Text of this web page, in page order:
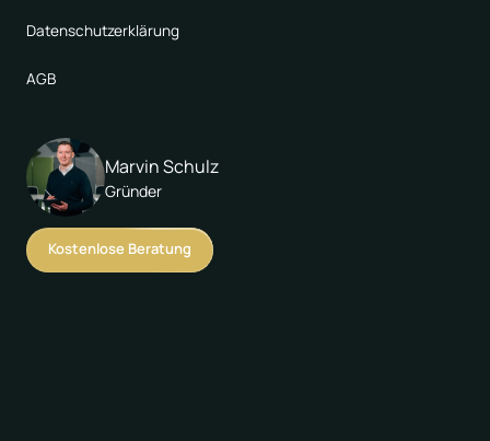
Datenschutzerklärung
AGB
Marvin Schulz
Gründer
Kostenlose Beratung